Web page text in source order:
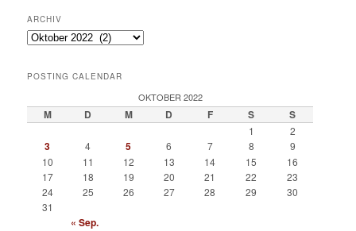
ARCHIV
Archiv
POSTING CALENDAR
OKTOBER 2022
M D M D F S S
1 2
3 4 5 6 7 8
9
10
11 12 13 14 15
16
17
18 19 20 21 22
23
24
25 26 27 28 29
30
31
« Sep.